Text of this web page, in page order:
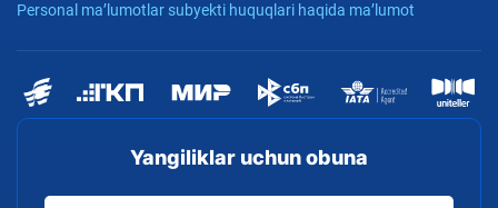
Yangiliklar uchun obuna
Personal ma’lumotlar subyekti huquqlari haqida ma’lumot